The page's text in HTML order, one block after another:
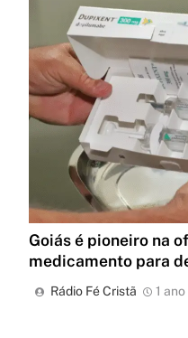
Goiás é pioneiro na
medicamento para
Rádio Fé Cristã 1